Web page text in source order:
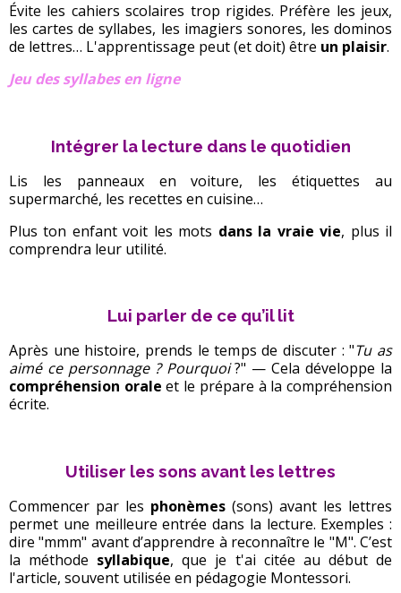
Évite les cahiers scolaires trop rigides. Préfère les jeux,
les cartes de syllabes, les imagiers sonores, les dominos
de lettres… L'apprentissage peut (et doit) être un plaisir.
Jeu des syllabes en ligne
Intégrer la lecture dans le quotidien
Lis les panneaux en voiture, les étiquettes au
supermarché, les recettes en cuisine…
Plus ton enfant voit les mots dans la vraie vie, plus il
comprendra leur utilité.
Lui parler de ce qu’il lit
Après une histoire, prends le temps de discuter : "Tu as
aimé ce personnage ? Pourquoi?" — Cela développe la
compréhension orale et le prépare à la compréhension
écrite.
Utiliser les sons avant les lettres
Commencer par les phonèmes (sons) avant les lettres
permet une meilleure entrée dans la lecture. Exemples :
dire "mmm" avant d’apprendre à reconnaître le "M". C’est
la méthode syllabique, que je t'ai citée au début de
l'article, souvent utilisée en pédagogie Montessori.